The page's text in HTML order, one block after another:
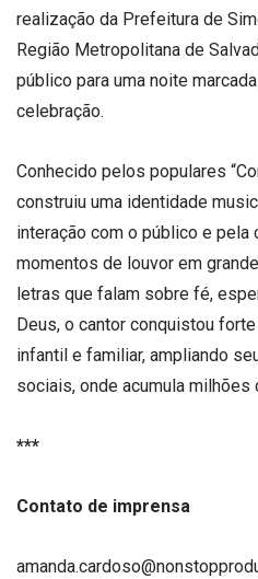
realização da Prefeitura de
Região Metropolitana de
público para uma noite
celebração.
Conhecido pelos populares
construiu uma identidade
interação com o público e pela
momentos de louvor em
letras que falam sobre fé,
Deus, o cantor conquistou
infantil e familiar, ampliando
sociais, onde acumula milhões
***
Contato de imprensa